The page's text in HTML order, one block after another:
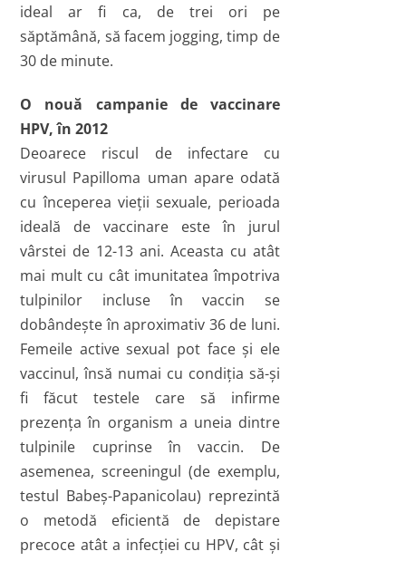
ideal ar fi ca, de trei ori pe
săptămână, să facem jogging, timp de
30 de minute.
O nouă campanie de vaccinare
HPV, în 2012
Deoarece riscul de infectare cu
virusul Papilloma uman apare odată
cu începerea vieţii sexuale, perioada
ideală de vaccinare este în jurul
vârstei de 12-13 ani. Aceasta cu atât
mai mult cu cât imunitatea împotriva
tulpinilor incluse în vaccin se
dobândeşte în aproximativ 36 de luni.
Femeile active sexual pot face şi ele
vaccinul, însă numai cu condiţia să-şi
fi făcut testele care să infirme
prezenţa în organism a uneia dintre
tulpinile cuprinse în vaccin. De
asemenea, screeningul (de exemplu,
testul Babeş-Papanicolau) reprezintă
o metodă eficientă de depistare
precoce atât a infecţiei cu HPV, cât şi